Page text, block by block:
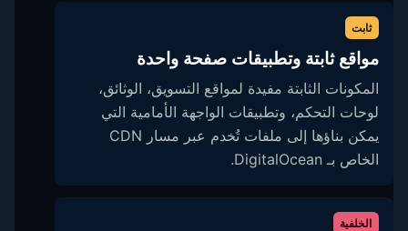
ثابت
مواقع ثابتة وتطبيقات صفحة واحدة
المكونات الثابتة مفيدة لمواقع التسويق، الوثائق،
لوحات التحكم، وتطبيقات الواجهة الأمامية التي
يمكن بناؤها إلى ملفات تُخدم عبر مسار CDN
الخاص بـ DigitalOcean.
الخلفية